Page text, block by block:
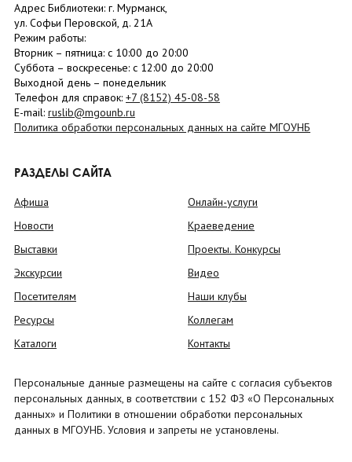
Адрес Библиотеки: г. Мурманск,
ул. Софьи Перовской, д. 21А
Режим работы:
Вторник – пятница: с 10:00 до 20:00
Суббота – воскресенье: c 12:00 до 20:00
Выходной день – понедельник
Телефон для справок: +7 (8152) 45-08-58
E-mail: ruslib@mgounb.ru
Политика обработки персональных данных на сайте МГОУНБ
РАЗДЕЛЫ САЙТА
Афиша
Новости
Выставки
Экскурсии
Посетителям
Ресурсы
Каталоги
Онлайн-услуги
Краеведение
Проекты. Конкурсы
Видео
Наши клубы
Коллегам
Контакты
Персональные данные размещены на сайте с согласия субъектов
персональных данных, в соответствии с 152 ФЗ «О Персональных
данных» и Политики в отношении обработки персональных
данных в МГОУНБ. Условия и запреты не установлены.